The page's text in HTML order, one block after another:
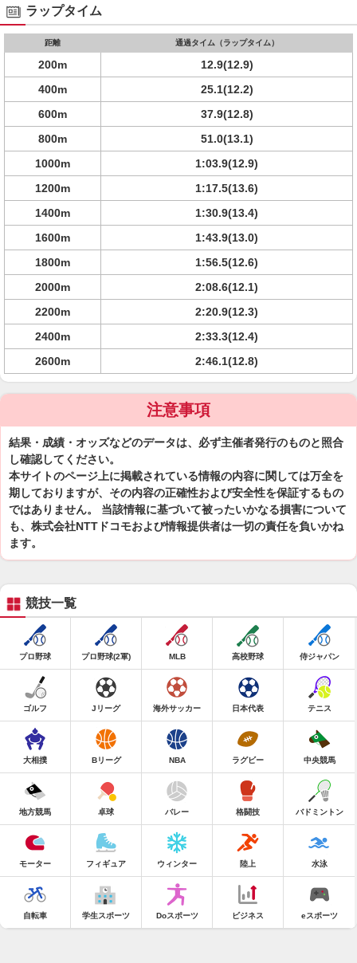
ラップタイム
距離 通過タイム（ラップタイム）
200m
12.9(12.9)
400m
25.1(12.2)
600m
37.9(12.8)
800m
51.0(13.1)
1000m
1:03.9(12.9)
1200m
1:17.5(13.6)
1400m
1:30.9(13.4)
1600m
1:43.9(13.0)
1800m
1:56.5(12.6)
2000m
2:08.6(12.1)
2200m
2:20.9(12.3)
2400m
2:33.3(12.4)
2600m
2:46.1(12.8)
注意事項
結果・成績・オッズなどのデータは、必ず主催者発行のものと照合
し確認してください。
本サイトのページ上に掲載されている情報の内容に関しては万全を
期しておりますが、その内容の正確性および安全性を保証するもの
ではありません。 当該情報に基づいて被ったいかなる損害について
も、株式会社NTTドコモおよび情報提供者は一切の責任を負いかね
ます。
競技一覧
プロ野球 プロ野球(2軍) MLB 高校野球 侍ジャパン
ゴルフ Jリーグ 海外サッカー 日本代表 テニス
大相撲 Bリーグ NBA ラグビー 中央競馬
地方競馬 卓球 バレー 格闘技 バドミントン
モーター フィギュア ウィンター 陸上 水泳
自転車 学生スポーツ Doスポーツ ビジネス eスポーツ